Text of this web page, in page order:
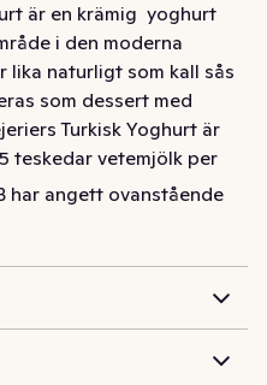
är en krämig  yoghurt
i den moderna
lika naturligt som kall sås
som dessert med
Turkisk Yoghurt är
teskedar vetemjölk per
från gårdar i södra
på djuromsorg.
lika naturligt som kall sås
Turkisk Yoghurt är
har angett ovanstående